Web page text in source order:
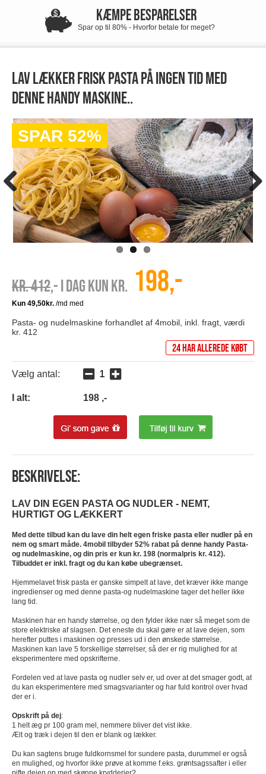
KÆMPE BESPARELSER
Spar op til 80% - Hvorfor betale for meget?
Lav lækker frisk pasta på ingen tid med
denne handy maskine..
SPAR 52%
Kr. 412,- I dag kun kr. 198,-
Pasta- og nudelmaskine forhandlet af 4mobil, inkl. fragt, værdi
kr. 412
24 har allerede købt
Vælg antal:
I alt: 198 ,-
Beskrivelse:
LAV DIN EGEN PASTA OG NUDLER - NEMT,
HURTIGT OG LÆKKERT
Med dette tilbud kan du lave din helt egen friske pasta eller nudler på en
nem og smart måde. 4mobil tilbyder 52% rabat på denne handy Pasta-
og nudelmaskine, og din pris er kun kr. 198 (normalpris kr. 412).
Tilbuddet er inkl. fragt og du kan købe ubegrænset.
Hjemmelavet frisk pasta er ganske simpelt at lave, det kræver ikke mange
ingredienser og med denne pasta-og nudelmaskine tager det heller ikke
lang tid.
Maskinen har en handy størrelse, og den fylder ikke nær så meget som de
store elektriske af slagsen. Det eneste du skal gøre er at lave dejen, som
herefter puttes i maskinen og presses ud i den ønskede størrelse.
Maskinen kan lave 5 forskellige størrelser, så der er rig mulighed for at
eksperimentere med opskrifterne.
Fordelen ved at lave pasta og nudler selv er, ud over at det smager godt, at
du kan eksperimentere med smagsvarianter og har fuld kontrol over hvad
der er i.
Opskrift på dej:
1 helt æg pr 100 gram mel, nemmere bliver det vist ikke.
Ælt og træk i dejen til den er blank og lækker.
Du kan sagtens bruge fuldkornsmel for sundere pasta, durummel er også
en mulighed, og hvorfor ikke prøve at komme f.eks. grøntsagssafter i eller